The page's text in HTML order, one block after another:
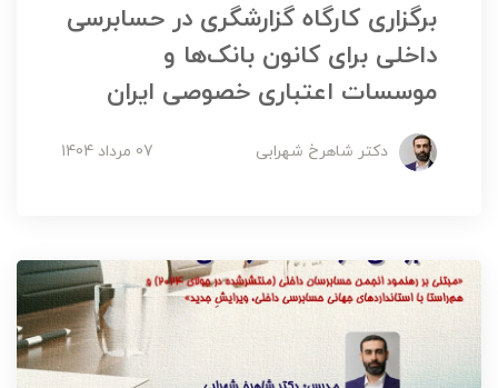
برگزاری کارگاه گزارشگری در حسابرسی
داخلی برای کانون بانک‌ها و
موسسات اعتباری خصوصی ایران
دکتر شاهرخ شهرابی 07 مرداد 1404